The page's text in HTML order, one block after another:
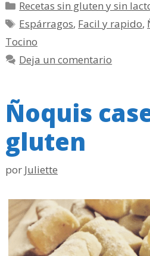
Categorías
Recetas sin gluten y sin
Etiquetas
Espárragos, Facil y rapido,
Tocino
Deja un comentario
Ñoquis
gluten
por Juliette